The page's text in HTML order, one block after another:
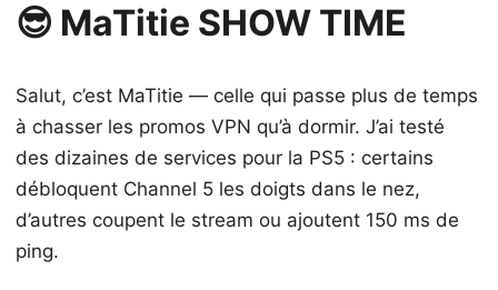
😎 MaTitie SHOW TIME
Salut, c’est MaTitie — celle qui passe plus de temps
à chasser les promos VPN qu’à dormir. J’ai testé
des dizaines de services pour la PS5 : certains
débloquent Channel 5 les doigts dans le nez,
d’autres coupent le stream ou ajoutent 150 ms de
ping.